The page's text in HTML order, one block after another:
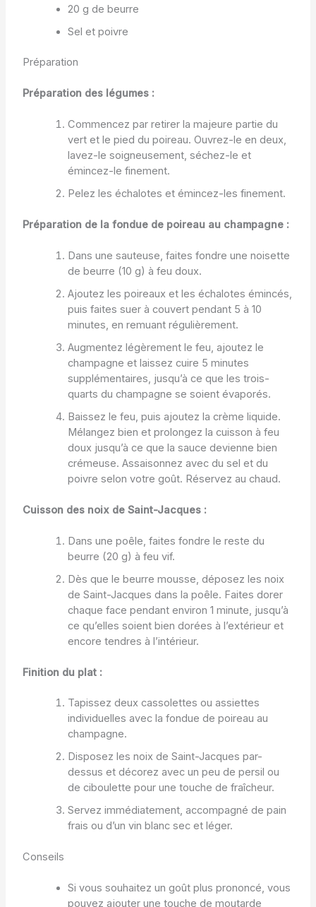
20 g de beurre
Sel et poivre
Préparation
Préparation des légumes :
Commencez par retirer la majeure partie du
vert et le pied du poireau. Ouvrez-le en deux,
lavez-le soigneusement, séchez-le et
émincez-le finement.
Pelez les échalotes et émincez-les finement.
Préparation de la fondue de poireau au champagne :
Dans une sauteuse, faites fondre une noisette
de beurre (10 g) à feu doux.
Ajoutez les poireaux et les échalotes émincés,
puis faites suer à couvert pendant 5 à 10
minutes, en remuant régulièrement.
Augmentez légèrement le feu, ajoutez le
champagne et laissez cuire 5 minutes
supplémentaires, jusqu’à ce que les trois-
quarts du champagne se soient évaporés.
Baissez le feu, puis ajoutez la crème liquide.
Mélangez bien et prolongez la cuisson à feu
doux jusqu’à ce que la sauce devienne bien
crémeuse. Assaisonnez avec du sel et du
poivre selon votre goût. Réservez au chaud.
Cuisson des noix de Saint-Jacques :
Dans une poêle, faites fondre le reste du
beurre (20 g) à feu vif.
Dès que le beurre mousse, déposez les noix
de Saint-Jacques dans la poêle. Faites dorer
chaque face pendant environ 1 minute, jusqu’à
ce qu’elles soient bien dorées à l’extérieur et
encore tendres à l’intérieur.
Finition du plat :
Tapissez deux cassolettes ou assiettes
individuelles avec la fondue de poireau au
champagne.
Disposez les noix de Saint-Jacques par-
dessus et décorez avec un peu de persil ou
de ciboulette pour une touche de fraîcheur.
Servez immédiatement, accompagné de pain
frais ou d’un vin blanc sec et léger.
Conseils
Si vous souhaitez un goût plus prononcé, vous
pouvez ajouter une touche de moutarde